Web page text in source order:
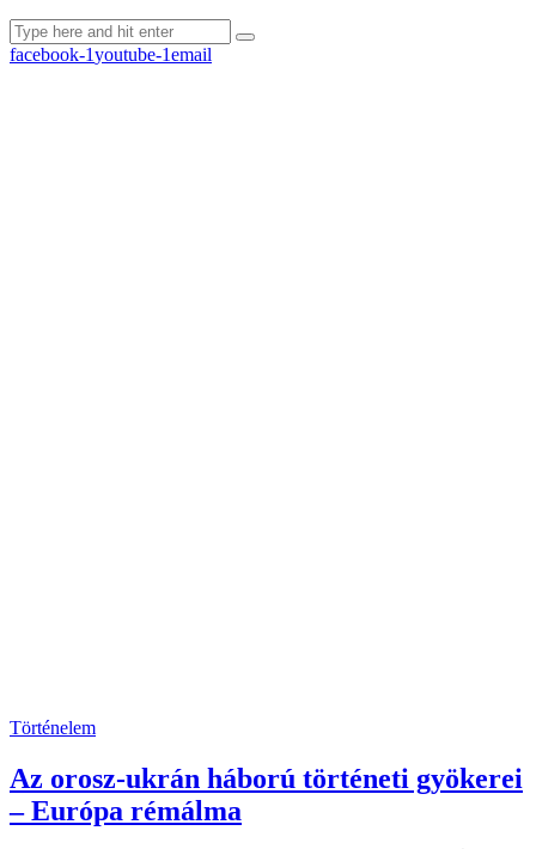
facebook-1youtube-1email
Történelem
Az orosz-ukrán háború történeti gyökerei
– Európa rémálma